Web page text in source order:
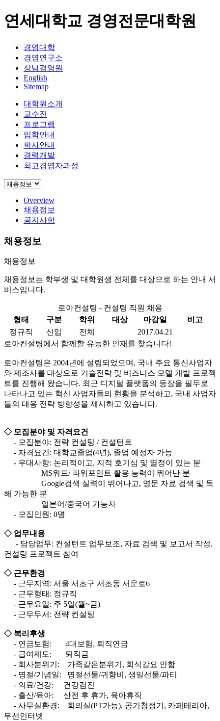
연세대학교 경영전문대학원
경영대학
경영연구소
상남경영원
English
Sitemap
대학원소개
교수진
프로그램
입학안내
학사안내
경력개발
최고경영자과정
Overview
채용정보
공지사항
채용정보
채용정보
채용정보는 학부생 및 대학원생 전체를 대상으로 하는 안내 서
비스입니다.
로아컨설팅 - 컨설팅 직원 채용
형태
구분 학위 대상 마감일
비고
정규직
신입 전체
2017.04.21
로아컨설팅에서 함께할 유능한 인재를 찾습니다!
로아컨설팅은 2004년에 설립되었으며, 국내 주요 통신사업자
와 제조사를 대상으로 기술전략 및 비즈니스 모델 개발 프로젝
트를 진행해 왔습니다. 최근 디지털 플랫폼의 등장을 필두로
나타나고 있는 혁신 사업자들의 현황을 분석하고, 국내 사업자
들의 대응 전략 방향성을 제시하고 있습니다.
◇ 모집분야 및 자격요건
- 모집분야: 전략 컨설팅 / 컨설턴트
- 자격요건: 대학교졸업(4년), 졸업 예정자 가능
- 우대사항: 논리적이고, 지적 호기심 및 열정이 있는 분
MS워드/ 파워포인트 활용 능력이 뛰어난 분
Google검색 실력이 뛰어나고, 영문 자료 검색 및 독
해 가능한 분
일본어/중국어 가능자
- 모집인원: 0명
◇ 업무내용
- 담당업무: 컨설턴트 업무보조, 자료 검색 및 보고서 작성,
컨설팅 프로젝트 참여
◇ 근무환경
- 근무지역: 서울 서초구 서초동 서운로6
- 근무형태: 정규직
- 근무요일: 주 5일(월~금)
- 근무무서: 전략 컨설팅
◇ 복리후생
- 연금보험: 4대보험, 퇴직연금
- 급여제도: 퇴직금
- 회사분위기: 가족같은분위기, 회식강요 안함
- 명절/기념일: 명절선물/귀향비, 생일선물/파티
- 의료/건강: 건강검진
- 출산/육아: 산전 후 휴가, 육아휴직
- 사무실환경: 회의실(PT가능), 공기청정기, 카페테리아,
무선인터넷